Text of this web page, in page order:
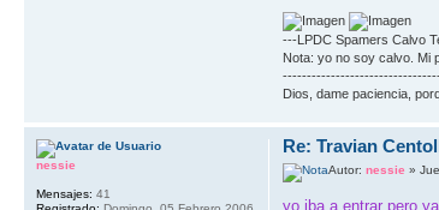
---LPDC Spamers Calvo
Nota: yo no soy calvo. Mi
Dios, dame paciencia,
Re: Travian
Autor:nessie »
yo iba a entrar pero
nessie
Mensajes: 41